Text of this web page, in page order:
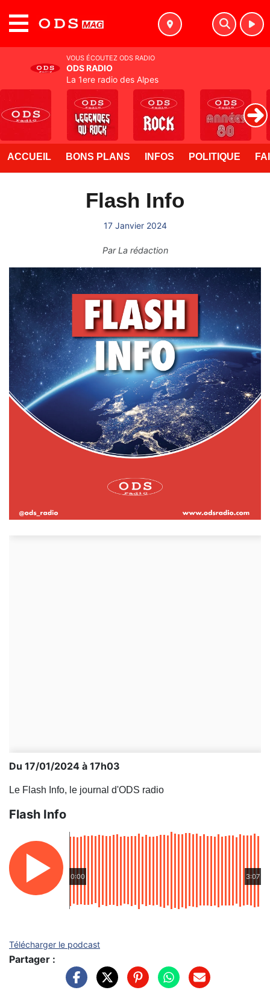
ACCUEIL BONS PLANS INFOS POLITIQUE
Flash Info
17 Janvier 2024
ParLa rédaction
Du 17/01/2024 à 17h03
Le Flash Info, le journal d'ODS radio
Flash Info
0:00 3:07
Télécharger le podcast
Partager :
VOUS ÉCOUTEZ ODS RADIO
ODS RADIO
La 1ere radio des Alpes